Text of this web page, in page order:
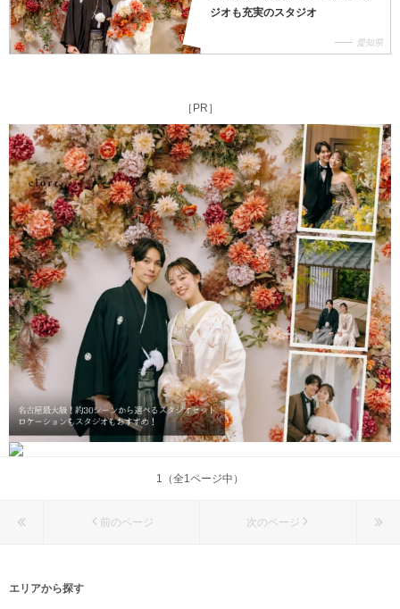
ジオも充実のスタジオ
愛知県
［PR］
1（全1ページ中）
前のページ 次のページ
エリアから探す